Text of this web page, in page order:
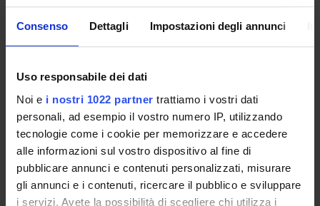
Consenso Dettagli Impostazioni degli annunci
Uso responsabile dei dati
Noi e i nostri 1022 partner trattiamo i vostri dati
personali, ad esempio il vostro numero IP, utilizzando
tecnologie come i cookie per memorizzare e accedere
alle informazioni sul vostro dispositivo al fine di
pubblicare annunci e contenuti personalizzati, misurare
gli annunci e i contenuti, ricercare il pubblico e sviluppare
i servizi. Avete la possibilità di scegliere chi utilizza i
Roman literary evidence (especially Plautine) and their
relationship with the corresponding Greek models. The products
of two shows to be represented, concurrently with the opening
Research on classical theatre may also be linked to research on
modern and contemporary theatre.